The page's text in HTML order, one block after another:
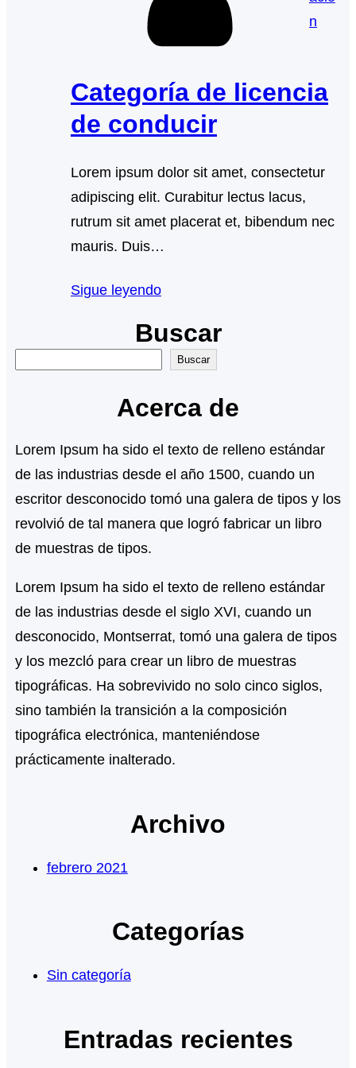
n
Categoría de licencia
de conducir
Lorem ipsum dolor sit amet, consectetur
adipiscing elit. Curabitur lectus lacus,
rutrum sit amet placerat et, bibendum nec
mauris. Duis…
Sigue leyendo
Buscar
a
r
Buscar
Acerca de
Lorem Ipsum ha sido el texto de relleno estándar
de las industrias desde el año 1500, cuando un
escritor desconocido tomó una galera de tipos y los
revolvió de tal manera que logró fabricar un libro
de muestras de tipos.
Lorem Ipsum ha sido el texto de relleno estándar
de las industrias desde el siglo XVI, cuando un
desconocido, Montserrat, tomó una galera de tipos
y los mezcló para crear un libro de muestras
tipográficas. Ha sobrevivido no solo cinco siglos,
sino también la transición a la composición
tipográfica electrónica, manteniéndose
prácticamente inalterado.
Archivo
febrero 2021
Categorías
Sin categoría
Entradas recientes